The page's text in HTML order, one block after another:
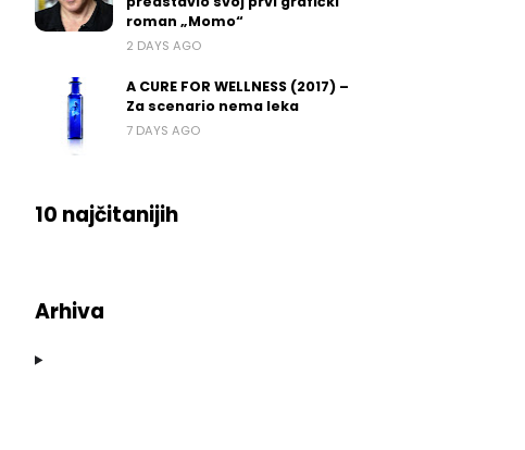
roman „Momo“
2 DAYS AGO
A CURE FOR WELLNESS (2017) –
Za scenario nema leka
7 DAYS AGO
10 najčitanijih
Arhiva